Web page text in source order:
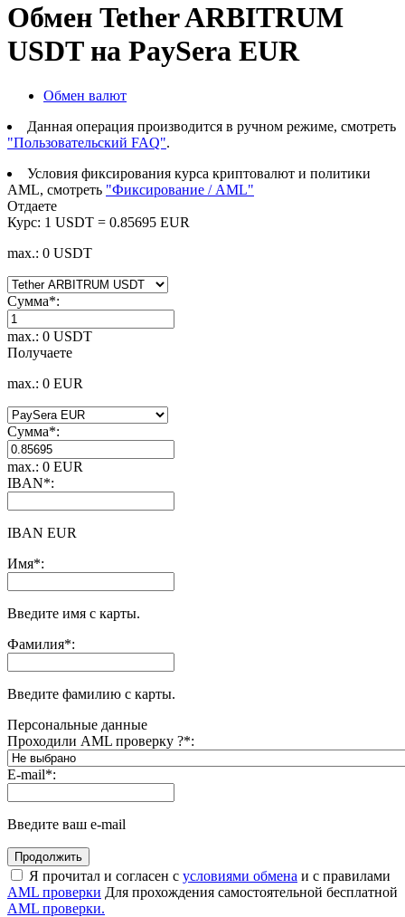
Обмен Tether ARBITRUM
USDT на PaySera EUR
Обмен валют
Данная операция производится в ручном режиме, смотреть
"Пользовательский FAQ".
Условия фиксирования курса криптовалют и политики
AML, смотреть "Фиксирование / AML"
Отдаете
Курс: 1 USDT = 0.85695 EUR
max.: 0 USDT
Сумма*:
max.: 0 USDT
Получаете
max.: 0 EUR
Сумма*:
max.: 0 EUR
IBAN*:
IBAN EUR
Имя*:
Введите имя с карты.
Фамилия*:
Введите фамилию с карты.
Персональные данные
Проходили AML проверку ?*:
E-mail*:
Введите ваш e-mail
Я прочитал и согласен с условиями обмена и с правилами
AML проверки Для прохождения самостоятельной бесплатной
AML проверки.